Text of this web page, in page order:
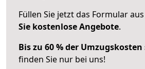
Füllen Sie jetzt das Formular
Sie kostenlose Angebote.
Bis zu 60 % der
finden Sie nur bei uns!